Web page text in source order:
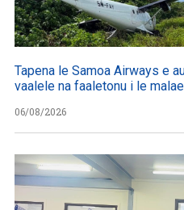
Tapena le Samoa Airways e
vaalele na faaletonu i le
06/08/2026